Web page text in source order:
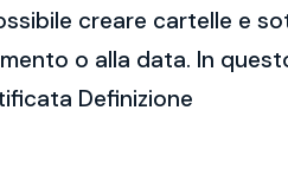
creare cartelle e
o alla data. In
Definizione